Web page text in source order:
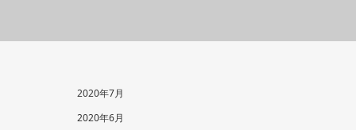
2020年7月
2020年6月